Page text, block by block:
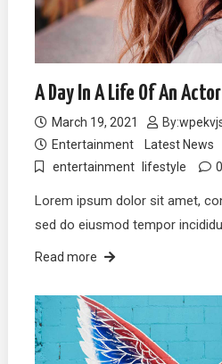
A Day In A Life Of An Actor
March 19, 2021 By:
Entertainment
Latest News
entertainment
lifestyle 0
Lorem ipsum dolor sit amet,
sed do eiusmod tempor
Read more